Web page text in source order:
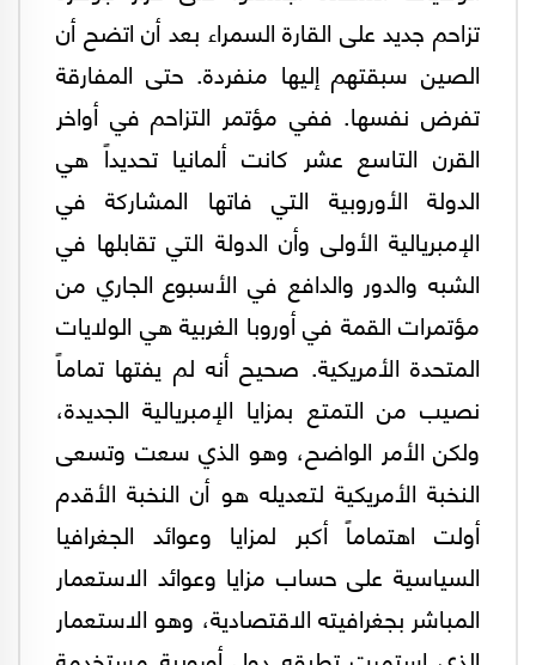
تزاحم جديد على القارة السمراء بعد أن اتضح أن
الصين سبقتهم إليها منفردة. حتى المفارقة
تفرض نفسها. ففي مؤتمر التزاحم في أواخر
القرن التاسع عشر كانت ألمانيا تحديداً هي
الدولة الأوروبية التي فاتها المشاركة في
الإمبريالية الأولى وأن الدولة التي تقابلها في
الشبه والدور والدافع في الأسبوع الجاري من
مؤتمرات القمة في أوروبا الغربية هي الولايات
المتحدة الأمريكية. صحيح أنه لم يفتها تماماً
نصيب من التمتع بمزايا الإمبريالية الجديدة،
ولكن الأمر الواضح، وهو الذي سعت وتسعى
النخبة الأمريكية لتعديله هو أن النخبة الأقدم
أولت اهتماماً أكبر لمزايا وعوائد الجغرافيا
السياسية على حساب مزايا وعوائد الاستعمار
المباشر بجغرافيته الاقتصادية، وهو الاستعمار